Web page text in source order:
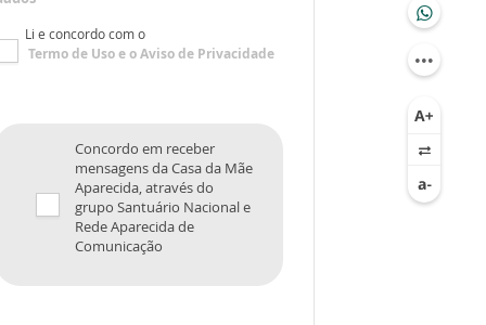
Li e concordo com o
Termo de Usoe oAviso de Privacidade
Concordo em receber
mensagens da Casa da Mãe
Aparecida, através do
grupo Santuário Nacional e
Rede Aparecida de
Comunicação